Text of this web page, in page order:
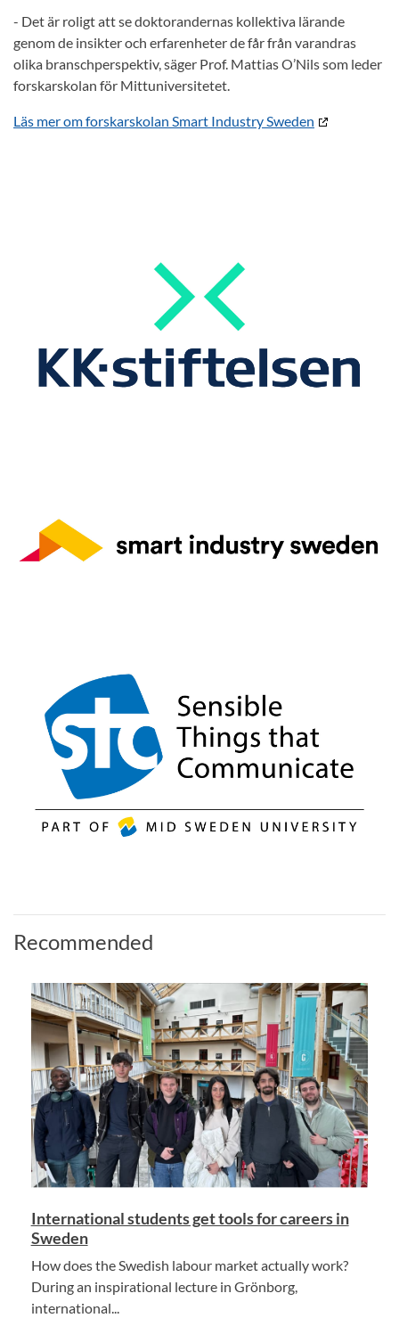
- Det är roligt att se doktorandernas kollektiva lärande
genom de insikter och erfarenheter de får från varandras
olika branschperspektiv, säger Prof. Mattias O’Nils som leder
forskarskolan för Mittuniversitetet.
Läs mer om forskarskolan Smart Industry Sweden
Recommended
International students get tools for careers in
Sweden
How does the Swedish labour market actually work?
During an inspirational lecture in Grönborg,
international...